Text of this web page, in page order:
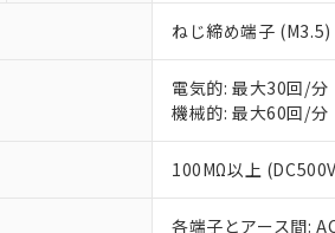
ねじ締め端子 (M3.5)
電気的: 最大30回/分
機械的: 最大60回/分
100MΩ以上
各端子とアース間:
オムロン制
す。
マイパーツ
ている必要
が、当社の
さい。
※当社の共
※2 対応予定月
部品在庫の切り
※3 非含有証明
下記の非含有証
※2 環境保護使
「ｅ」：有害物
「10」：通常の
「－」：未確認
当社は、貴
また当社は
たしません
△ 一定数
－
在庫な
機器販
空
白
受注生